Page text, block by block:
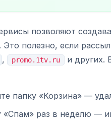
позволяют
Это полезно, если
, promo.1tv.ru и других.
папку «Корзина» —
«Спам» раз в неделю —